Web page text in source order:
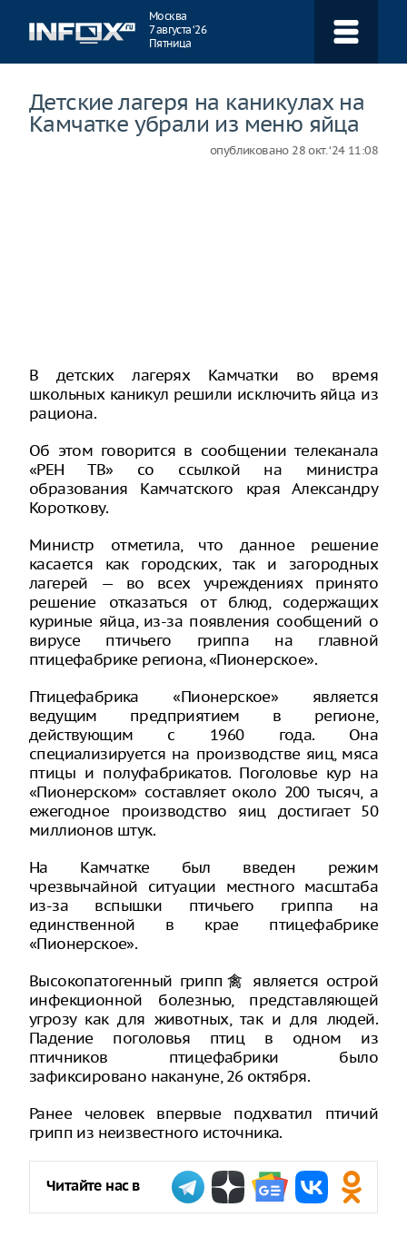
Москва
7 августа ‘26
Пятница
Детские лагеря на каникулах на
Камчатке убрали из меню яйца
опубликовано 28 окт. ‘24 11:08
В детских лагерях Камчатки во время
школьных каникул решили исключить яйца из
рациона.
Об этом говорится в сообщении телеканала
«РЕН ТВ» со ссылкой на министра
образования Камчатского края Александру
Короткову.
Министр отметила, что данное решение
касается как городских, так и загородных
лагерей — во всех учреждениях принято
решение отказаться от блюд, содержащих
куриные яйца, из-за появления сообщений о
вирусе птичьего гриппа на главной
птицефабрике региона, «Пионерское».
Птицефабрика «Пионерское» является
ведущим предприятием в регионе,
действующим с 1960 года. Она
специализируется на производстве яиц, мяса
птицы и полуфабрикатов. Поголовье кур на
«Пионерском» составляет около 200 тысяч, а
ежегодное производство яиц достигает 50
миллионов штук.
На Камчатке был введен режим
чрезвычайной ситуации местного масштаба
из-за вспышки птичьего гриппа на
единственной в крае птицефабрике
«Пионерское».
Высокопатогенный грипп禽 является острой
инфекционной болезнью, представляющей
угрозу как для животных, так и для людей.
Падение поголовья птиц в одном из
птичников птицефабрики было
зафиксировано накануне, 26 октября.
Ранее человек впервые подхватил птичий
грипп из неизвестного источника.
Читайте нас в